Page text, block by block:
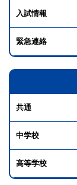
入試情報
緊急連絡
共通
中学校
高等学校